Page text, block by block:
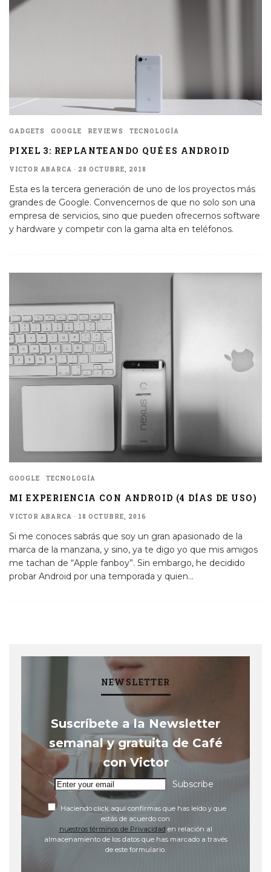
GADGETS GOOGLE REVIEWS TECNOLOGÍA
PIXEL 3: REPLANTEANDO QUÉ ES ANDROID
VICTOR ABARCA · 28 OCTUBRE, 2018
Esta es la tercera generación de uno de los proyectos más
grandes de Google. Convencernos de que no solo son una
empresa de servicios, sino que pueden ofrecernos software
y hardware y competir con la gama alta en teléfonos.
GOOGLE TECNOLOGÍA
MI EXPERIENCIA CON ANDROID (4 DÍAS DE USO)
VICTOR ABARCA · 18 OCTUBRE, 2016
Si me conoces sabrás que soy un gran apasionado de la
marca de la manzana, y sino, ya te digo yo que mis amigos
me tachan de “Apple fanboy”. Sin embargo, he decidido
probar Android por una temporada y quien...
NEWSLETTER
Suscríbete a la Newsletter
semanal y gratuita de Café
con Victor
Subscribe
Haciendo click aquí confirmas que has leído y que
estás de acuerdo con
nuestros términos de Privacidad en relación al
almacenamiento de los datos que has marcado a través
de este formulario.